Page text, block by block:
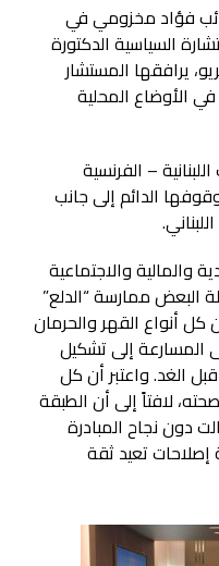
فؤاد مخزومي في
السياسية الدكتورة
يرافقها المستشار
الأوضاع المحلية
– الفرنسية
الدائم إلى جانب
والمالية والاجتماعية
البعض ممارسة “الدلع”
أنواع القهر والحرمان
المسارعة إلى تشكيل
الغد. واعتبر أن كل
لافتاً إلى أن الطبقة
دون نجاح المبادرة
تعيد ثقة